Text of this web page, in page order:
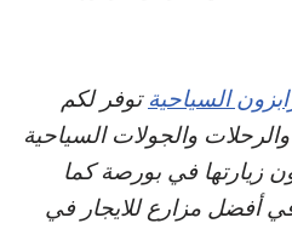
السياحية توفر لكم
والجولات السياحية
زيارتها في بورصة كما
أفضل مزارع للايجار في